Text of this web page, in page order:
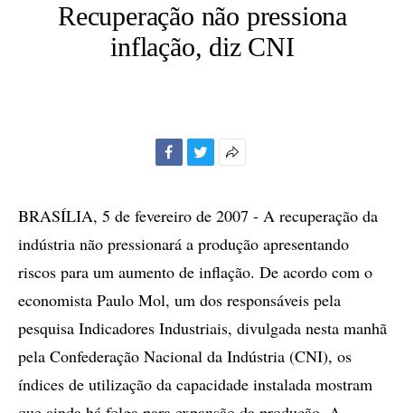
Recuperação não pressiona
inflação, diz CNI
compartilhamento
BRASÍLIA, 5 de fevereiro de 2007 - A recuperação da
indústria não pressionará a produção apresentando
riscos para um aumento de inflação. De acordo com o
economista Paulo Mol, um dos responsáveis pela
pesquisa Indicadores Industriais, divulgada nesta manhã
pela Confederação Nacional da Indústria (CNI), os
índices de utilização da capacidade instalada mostram